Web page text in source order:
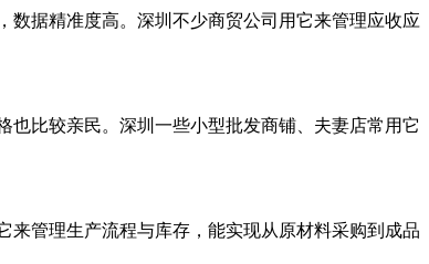
据精准度高。深圳不少商贸公司用它来管理应收应
比较亲民。深圳一些小型批发商铺、夫妻店常用它
管理生产流程与库存，能实现从原材料采购到成品